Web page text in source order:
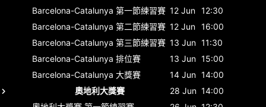
Barcelona-Catalunya 第一節練習賽 12 Jun 12:30
Barcelona-Catalunya 第二節練習賽 12 Jun 16:00
Barcelona-Catalunya 第三節練習賽 13 Jun 11:30
Barcelona-Catalunya 排位賽 13 Jun 15:00
Barcelona-Catalunya 大獎賽 14 Jun 14:00
奧地利大獎賽
28 Jun 14:00